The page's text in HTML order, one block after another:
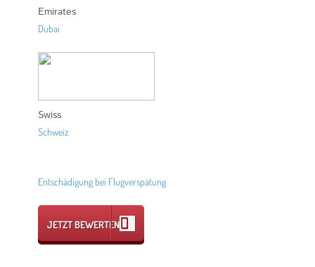
Emirates
Dubai
Swiss
Schweiz
Entschädigung bei Flugverspätung
JETZT BEWERTEN